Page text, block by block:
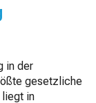
in der
gesetzliche
liegt in